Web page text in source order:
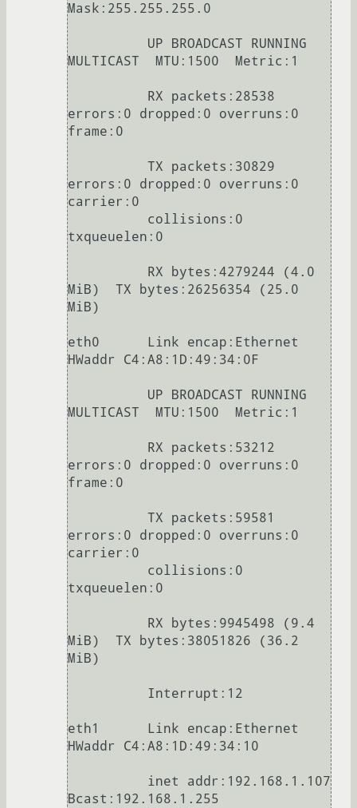
Mask:255.255.255.0
MULTICAST  MTU:1500  Metric:1
errors:0 dropped:0 overruns:0
frame:0
errors:0 dropped:0 overruns:0
carrier:0
txqueuelen:0
MiB)  TX bytes:26256354 (25.0
MiB)
eth0      Link encap:Ethernet
HWaddr C4:A8:1D:49:34:0F
MULTICAST  MTU:1500  Metric:1
errors:0 dropped:0 overruns:0
frame:0
errors:0 dropped:0 overruns:0
carrier:0
txqueuelen:0
MiB)  TX bytes:38051826 (36.2
MiB)
eth1      Link encap:Ethernet
HWaddr C4:A8:1D:49:34:10
Bcast:192.168.1.255